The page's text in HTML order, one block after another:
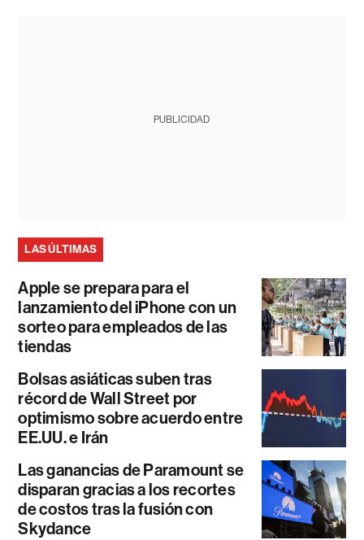
PUBLICIDAD
LAS ÚLTIMAS
Apple se prepara para el
lanzamiento del iPhone con un
sorteo para empleados de las
tiendas
Bolsas asiáticas suben tras
récord de Wall Street por
optimismo sobre acuerdo entre
EE.UU. e Irán
Las ganancias de Paramount se
disparan gracias a los recortes
de costos tras la fusión con
Skydance